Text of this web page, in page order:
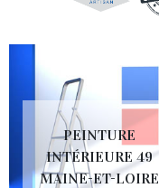
PEINTURE
INTÉRIEURE 49
MAINE-ET-LOIRE